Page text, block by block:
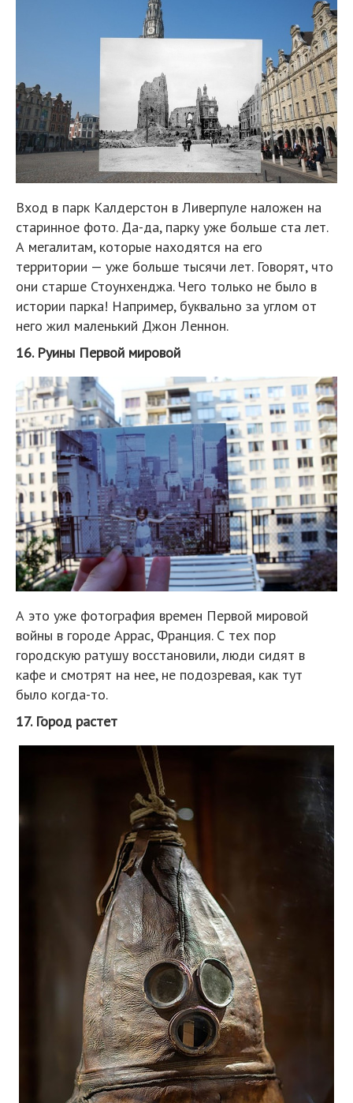
Вход в парк Калдерстон в Ливерпуле наложен на
старинное фото. Да-да, парку уже больше ста лет.
А мегалитам, которые находятся на его
территории — уже больше тысячи лет. Говорят, что
они старше Стоунхенджа. Чего только не было в
истории парка! Например, буквально за углом от
него жил маленький Джон Леннон.
16. Руины Первой мировой
А это уже фотография времен Первой мировой
войны в городе Аррас, Франция. С тех пор
городскую ратушу восстановили, люди сидят в
кафе и смотрят на нее, не подозревая, как тут
было когда-то.
17. Город растет